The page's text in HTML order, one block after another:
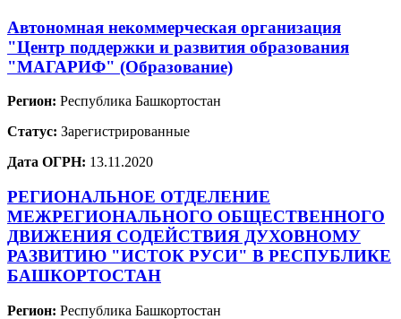
Автономная некоммерческая организация
"Центр поддержки и развития образования
"МАГАРИФ" (Образование)
Регион: Республика Башкортостан
Статус: Зарегистрированные
Дата ОГРН: 13.11.2020
РЕГИОНАЛЬНОЕ ОТДЕЛЕНИЕ
МЕЖРЕГИОНАЛЬНОГО ОБЩЕСТВЕННОГО
ДВИЖЕНИЯ СОДЕЙСТВИЯ ДУХОВНОМУ
РАЗВИТИЮ "ИСТОК РУСИ" В РЕСПУБЛИКЕ
БАШКОРТОСТАН
Регион: Республика Башкортостан